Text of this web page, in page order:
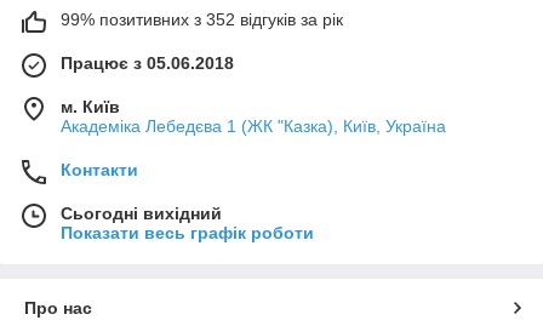
99% позитивних з 352 відгуків за рік
Працює з 05.06.2018
м. Київ
Академіка Лебедєва 1 (ЖК "Казка), Київ, Україна
Контакти
Сьогодні вихідний
Показати весь графік роботи
Про нас